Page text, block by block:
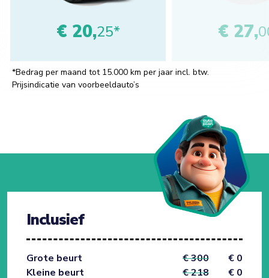
€ 20,25* € 27,
*Bedrag per maand tot 15.000 km per jaar incl. btw.
Prijsindicatie van voorbeeldauto’s
Inclusief
Grote beurt € 300
€ 0
Kleine beurt
€ 218 € 0